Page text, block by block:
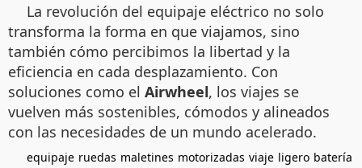
La revolución del equipaje eléctrico no solo
transforma la forma en que viajamos, sino
también cómo percibimos la libertad y la
eficiencia en cada desplazamiento. Con
soluciones como el Airwheel, los viajes se
vuelven más sostenibles, cómodos y alineados
con las necesidades de un mundo acelerado.
equipaje ruedas maletines motorizadas viaje ligero batería